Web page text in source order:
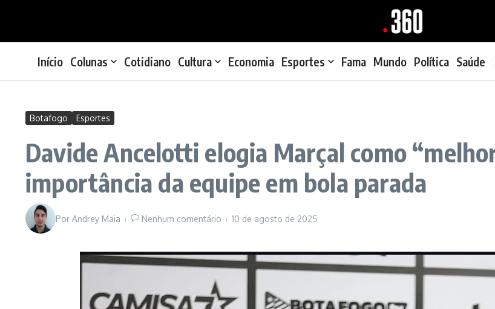
Início Colunas Cotidiano Cultura Economia Esportes Fama Mundo Política Saúde
Botafogo Esportes
Davide Ancelotti elogia Marçal como
importância da equipe em bola parada
Por Andrey Maia Nenhum comentário 10 de agosto de 2025